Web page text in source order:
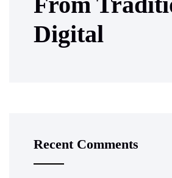
Digital
Recent Comments